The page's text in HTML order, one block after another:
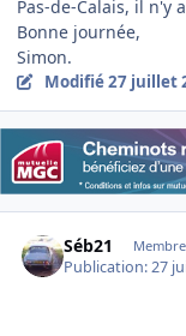
Pas-de-Calais, il n'y
Bonne journée,
Simon.
Modifié27 juillet
Séb21
Publication:27